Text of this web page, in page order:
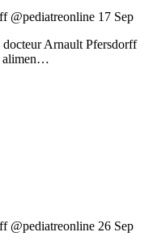
@pediatreonline 17 Sep
docteur Arnault Pfersdorff
alimen…
@pediatreonline 26 Sep